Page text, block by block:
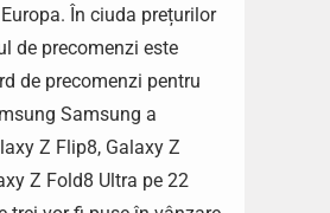
În ciuda prețurilor
de precomenzi este
de precomenzi pentru
Samsung a
Z Flip8, Galaxy Z
Z Fold8 Ultra pe 22